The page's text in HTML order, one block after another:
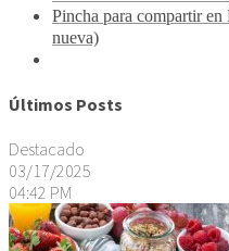
Pincha para compartir en
nueva)
Últimos Posts
Destacado
03/17/2025
04:42 PM